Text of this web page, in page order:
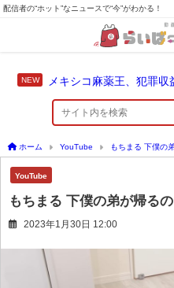
配信者の“ホット”なニュースで“今”がわかる！
ホーム YouTube もちまる 下僕の
YouTube
もちまる 下僕の弟が帰る
2023年1月30日 12:00